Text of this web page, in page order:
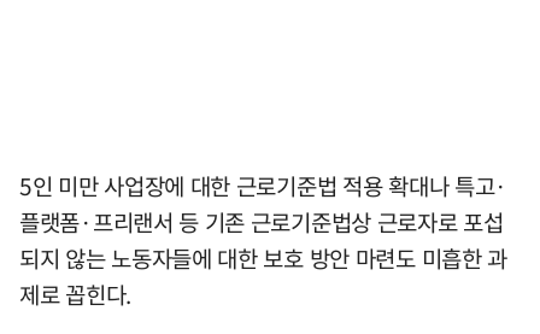
5인 미만 사업장에 대한 근로기준법 적용 확대나 특고·
플랫폼·프리랜서 등 기존 근로기준법상 근로자로 포섭
되지 않는 노동자들에 대한 보호 방안 마련도 미흡한 과
제로 꼽힌다.